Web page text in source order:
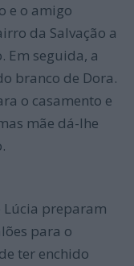
e o amigo
da Salvação a
Em seguida, a
branco de Dora.
o casamento e
mãe dá-lhe
Lúcia preparam
para o
ter enchido